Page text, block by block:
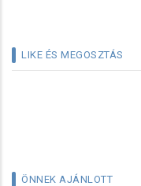
LIKE ÉS MEGOSZTÁS
ÖNNEK AJÁNLOTT